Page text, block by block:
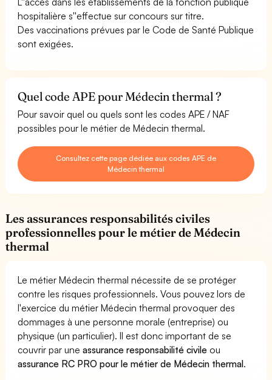
hospitalière s''effectue sur concours sur titre.
Des vaccinations prévues par le Code de Santé Publique
sont exigées.
Quel code APE pour Médecin thermal ?
Pour savoir quel ou quels sont les codes APE / NAF
possibles pour le métier de Médecin thermal.
Consultez cette page dédiée aux codes APE de
Médecin thermal
Les assurances responsabilités civiles
professionnelles pour le métier de Médecin
thermal
Le métier Médecin thermal nécessite de se protéger
contre les risques professionnels. Vous pouvez lors de
l'exercice du métier Médecin thermal provoquer des
dommages à une personne morale (entreprise) ou
physique (un particulier). Il est donc important de se
couvrir par uneassurance responsabilité civile ou
assurance RC PRO pour le métier de Médecin thermal.